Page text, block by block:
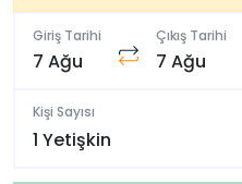
Giriş Tarihi
7 Ağu
Çıkış Tarihi
7 Ağu
Kişi Sayısı
1 Yetişkin